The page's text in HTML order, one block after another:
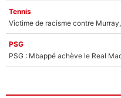
Tennis
PSG
PSG : Mbappé achève le Real